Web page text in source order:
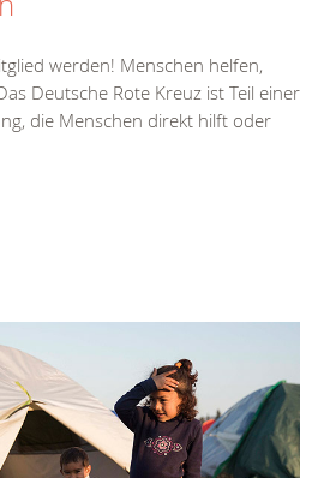
werden! Menschen helfen,
Deutsche Rote Kreuz ist Teil einer
die Menschen direkt hilft oder